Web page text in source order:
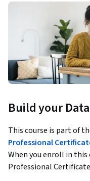
Build your
This course is part of
Professional
When you enroll in
Professional